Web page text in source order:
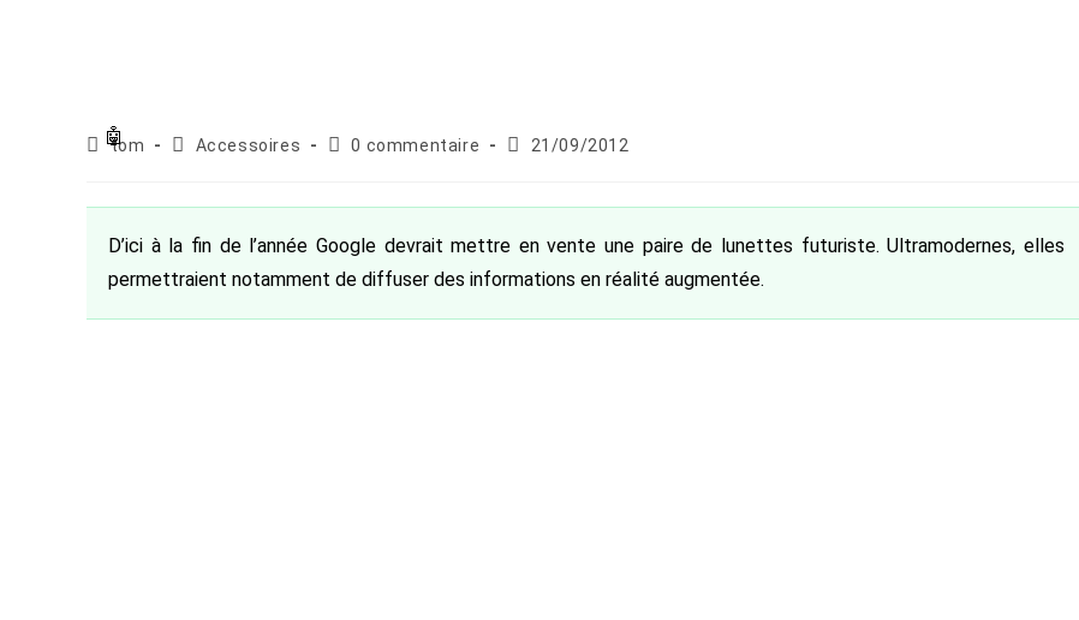
Auteur/autrice
publication :
tom
PostAccessoires
Commentaires
publication :
0 commentaire
Publication
21/09/2012
D’ici à la fin de l’année Google devrait mettre en vente une paire de lunettes futuriste. Ultramodernes, elles
permettraient notamment de diffuser des informations en réalité augmentée.